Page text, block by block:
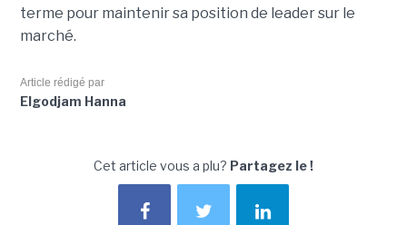
terme pour maintenir sa position de leader sur le
marché.
Article rédigé par
Elgodjam Hanna
Cet article vous a plu? Partagez le !